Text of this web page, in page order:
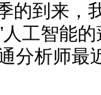
的到来，
工智能
分析师最